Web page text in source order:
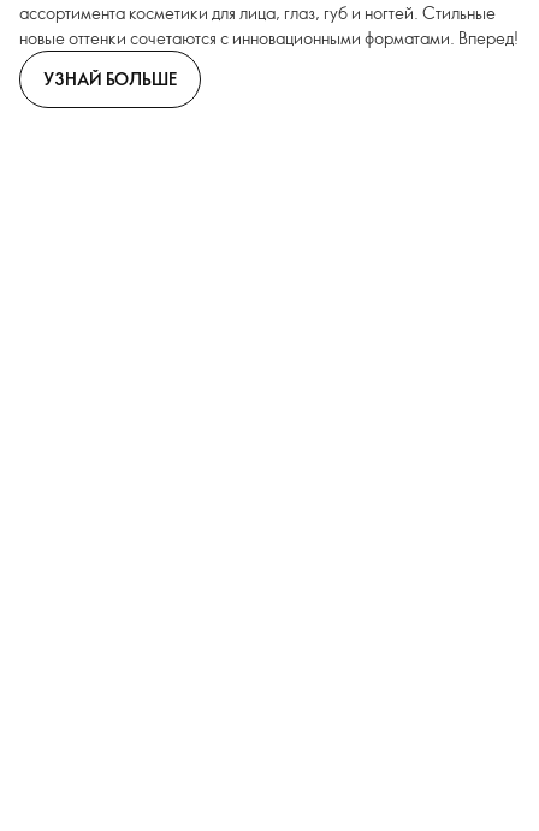
ассортимента косметики для лица, глаз, губ и ногтей. Стильные
новые оттенки сочетаются с инновационными форматами. Вперед!
УЗНАЙ БОЛЬШЕ